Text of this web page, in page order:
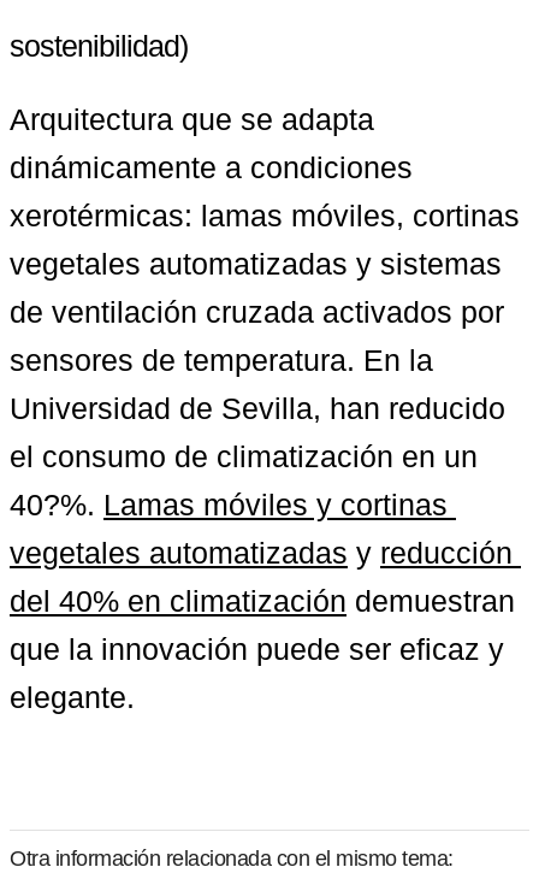
sostenibilidad)
Arquitectura que se adapta
dinámicamente a condiciones
xerotérmicas: lamas móviles, cortinas
vegetales automatizadas y sistemas
de ventilación cruzada activados por
sensores de temperatura. En la
Universidad de Sevilla, han reducido
el consumo de climatización en un
40?%. Lamas móviles y cortinas
vegetales automatizadas y reducción
del 40% en climatización demuestran
que la innovación puede ser eficaz y
elegante.
Otra información relacionada con el mismo tema: